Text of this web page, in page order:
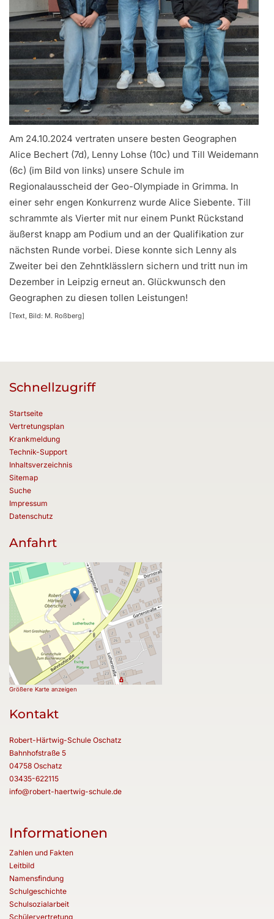
Am 24.10.2024 vertraten unsere besten Geographen
Alice Bechert (7d), Lenny Lohse (10c) und Till Weidemann
(6c) (im Bild von links) unsere Schule im
Regionalausscheid der Geo-Olympiade in Grimma. In
einer sehr engen Konkurrenz wurde Alice Siebente. Till
schrammte als Vierter mit nur einem Punkt Rückstand
äußerst knapp am Podium und an der Qualifikation zur
nächsten Runde vorbei. Diese konnte sich Lenny als
Zweiter bei den Zehntklässlern sichern und tritt nun im
Dezember in Leipzig erneut an. Glückwunsch den
Geographen zu diesen tollen Leistungen!
[Text, Bild: M. Roßberg]
Schnellzugriff
Startseite
Vertretungsplan
Krankmeldung
Technik-Support
Inhaltsverzeichnis
Sitemap
Suche
Impressum
Datenschutz
Anfahrt
Größere Karte anzeigen
Kontakt
Robert-Härtwig-Schule Oschatz
Bahnhofstraße 5
04758 Oschatz
03435-622115
info@robert-haertwig-schule.de
Informationen
Zahlen und Fakten
Leitbild
Namensfindung
Schulgeschichte
Schulsozialarbeit
Schülervertretung